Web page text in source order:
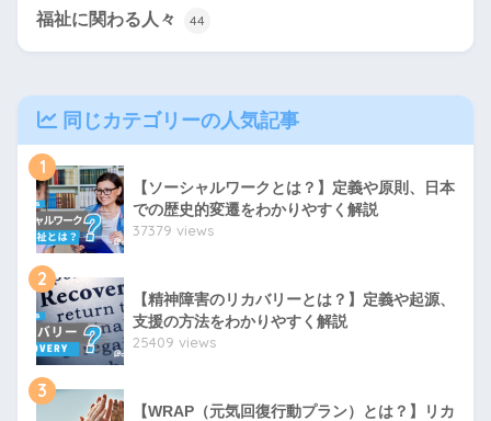
福祉に関わる人々 44
同じカテゴリーの人気記事
1
【ソーシャルワークとは？】定義や原則、日本
での歴史的変遷をわかりやすく解説
37379 views
2
【精神障害のリカバリーとは？】定義や起源、
支援の方法をわかりやすく解説
25409 views
3
【WRAP（元気回復行動プラン）とは？】リカ